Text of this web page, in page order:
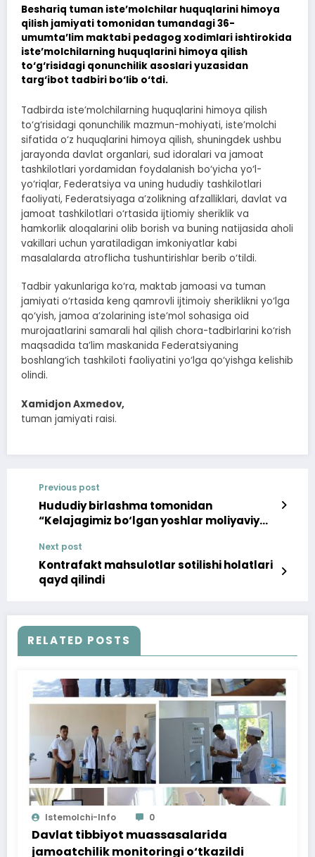
Beshariq tuman iste’molchilar huquqlarini himoya
qilish jamiyati tomonidan tumandagi 36-
umumta’lim maktabi pedagog xodimlari ishtirokida
iste’molchilarning huquqlarini himoya qilish
to‘g‘risidagi qonunchilik asoslari yuzasidan
targ‘ibot tadbiri bo‘lib o‘tdi.
Tadbirda iste’molchilarning huquqlarini himoya qilish
to‘g‘risidagi qonunchilik mazmun-mohiyati, iste’molchi
sifatida o‘z huquqlarini himoya qilish, shuningdek ushbu
jarayonda davlat organlari, sud idoralari va jamoat
tashkilotlari yordamidan foydalanish bo‘yicha yo‘l-
yo‘riqlar, Federatsiya va uning hududiy tashkilotlari
faoliyati, Federatsiyaga a’zolikning afzalliklari, davlat va
jamoat tashkilotlari o‘rtasida ijtiomiy sheriklik va
hamkorlik aloqalarini olib borish va buning natijasida aholi
vakillari uchun yaratiladigan imkoniyatlar kabi
masalalarda atroflicha tushuntirishlar berib o‘tildi.
Tadbir yakunlariga ko‘ra, maktab jamoasi va tuman
jamiyati o‘rtasida keng qamrovli ijtimoiy sheriklikni yo‘lga
qo‘yish, jamoa a’zolarining iste’mol sohasiga oid
murojaatlarini samarali hal qilish chora-tadbirlarini ko‘rish
maqsadida ta’lim maskanida Federatsiyaning
boshlang‘ich tashkiloti faoliyatini yo‘lga qo‘yishga kelishib
olindi.
Xamidjon Axmedov,
tuman jamiyati raisi.
Previous post
Hududiy birlashma tomonidan
“Kelajagimiz bo‘lgan yoshlar moliyaviy
loyihasi doirasida amalga oshirilgan
ishlardan
Next post
Kontrafakt mahsulotlar sotilishi holatlari
qayd qilindi
RELATED POSTS
Istemolchi-Info 0
Davlat tibbiyot muassasalarida
jamoatchilik monitoringi o‘tkazildi